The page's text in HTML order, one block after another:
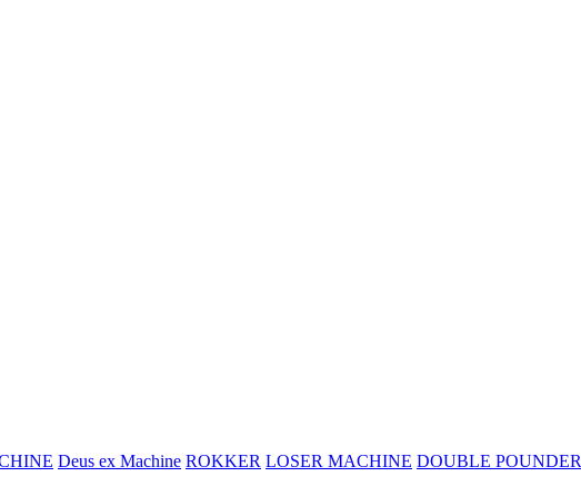
Deus ex Machine ROKKER LOSER MACHINE DOUBLE POUNDER